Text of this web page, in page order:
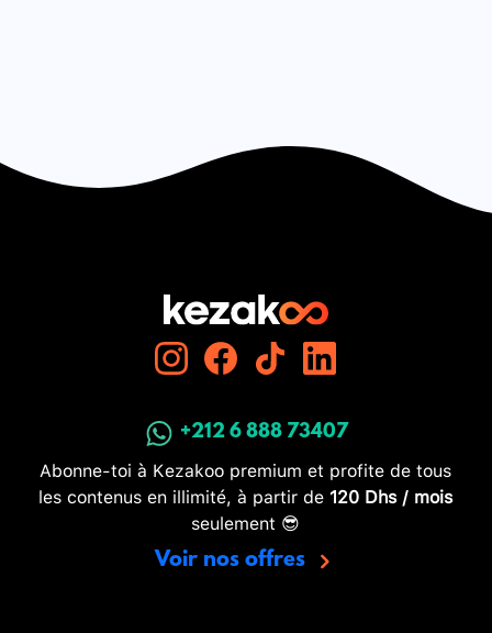
+212 6 888 73407
Abonne-toi à Kezakoo premium et profite de tous
les contenus en illimité, à partir de 120 Dhs / mois
seulement 😎
Voir nos offres